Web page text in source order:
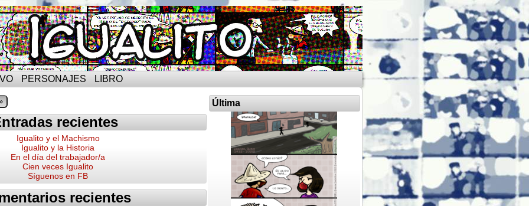
PERSONAJES LIBRO
recientes
Igualito y el Machismo
Igualito y la Historia
En el día del trabajador/a
Cien veces Igualito
Síguenos en FB
recientes
Última